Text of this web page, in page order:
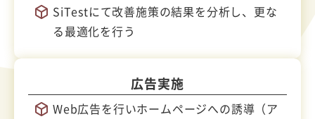
SiTestにて改善施策の結果を分析し、更な
る最適化を行う
広告実施
Web広告を行いホームページへの誘導（ア